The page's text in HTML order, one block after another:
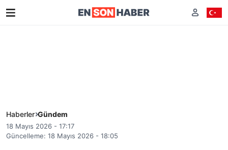
Haberler Gündem
18 Mayıs 2026 - 17:17
Güncelleme: 18 Mayıs 2026 - 18:05